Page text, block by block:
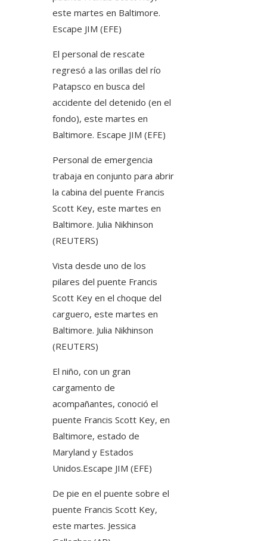
este martes en Baltimore.
Escape JIM (EFE)
El personal de rescate
regresó a las orillas del río
Patapsco en busca del
accidente del detenido (en el
fondo), este martes en
Baltimore. Escape JIM (EFE)
Personal de emergencia
trabaja en conjunto para abrir
la cabina del puente Francis
Scott Key, este martes en
Baltimore. Julia Nikhinson
(REUTERS)
Vista desde uno de los
pilares del puente Francis
Scott Key en el choque del
carguero, este martes en
Baltimore. Julia Nikhinson
(REUTERS)
El niño, con un gran
cargamento de
acompañantes, conoció el
puente Francis Scott Key, en
Baltimore, estado de
Maryland y Estados
Unidos.Escape JIM (EFE)
De pie en el puente sobre el
puente Francis Scott Key,
este martes. Jessica